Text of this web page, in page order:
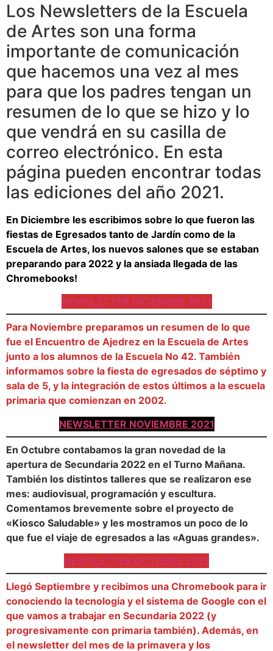
Los Newsletters de la Escuela
de Artes son una forma
importante de comunicación
que hacemos una vez al mes
para que los padres tengan un
resumen de lo que se hizo y lo
que vendrá en su casilla de
correo electrónico. En esta
página pueden encontrar todas
las ediciones del año 2021.
En Diciembre les escribimos sobre lo que fueron las
fiestas de Egresados tanto de Jardín como de la
Escuela de Artes, los nuevos salones que se estaban
preparando para 2022 y la ansiada llegada de las
Chromebooks!
NEWSLETTER DICIEMBRE 2021
Para Noviembre preparamos un resumen de lo que
fue el Encuentro de Ajedrez en la Escuela de Artes
junto a los alumnos de la Escuela No 42. También
informamos sobre la fiesta de egresados de séptimo y
sala de 5, y la integración de estos últimos a la escuela
primaria que comienzan en 2002.
NEWSLETTER NOVIEMBRE 2021
En Octubre contabamos la gran novedad de la
apertura de Secundaria 2022 en el Turno Mañana.
También los distintos talleres que se realizaron ese
mes: audiovisual, programación y escultura.
Comentamos brevemente sobre el proyecto de
«Kiosco Saludable» y les mostramos un poco de lo
que fue el viaje de egresados a las «Aguas grandes».
NEWSLETTER OCTUBRE 2021
Llegó Septiembre y recibimos una Chromebook para ir
conociendo la tecnología y el sistema de Google con el
que vamos a trabajar en Secundaria 2022 (y
progresivamente con primaria también). Además, en
el newsletter del mes de la primavera y los